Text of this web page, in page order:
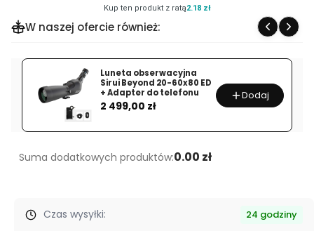
USB-
USB-
C
4.6m
Pomarańczowy
Kup ten produkt z ratą2.18 zł
W naszej ofercie również:
Luneta obserwacyjna
Sirui Beyond 20-60x80 ED
+ Adapter do telefonu
Cena
2 499,00 zł
Dodaj
Suma dodatkowych produktów:0.00 zł
Czas wysyłki: 24 godziny